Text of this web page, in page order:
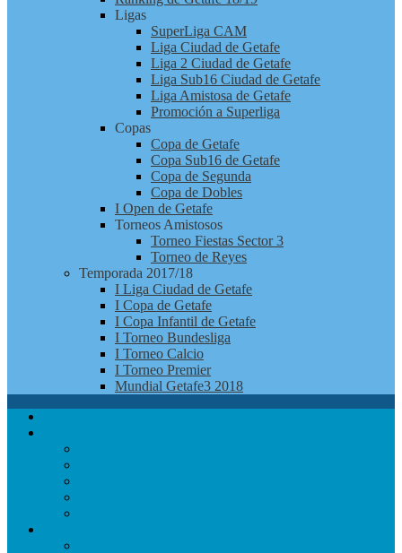
Ligas
SuperLiga CAM
Liga Ciudad de Getafe
Liga 2 Ciudad de Getafe
Liga Sub16 Ciudad de Getafe
Liga Amistosa de Getafe
Promoción a Superliga
Copas
Copa de Getafe
Copa Sub16 de Getafe
Copa de Segunda
Copa de Dobles
I Open de Getafe
Torneos Amistosos
Torneo Fiestas Sector 3
Torneo de Reyes
Temporada 2017/18
I Liga Ciudad de Getafe
I Copa de Getafe
I Copa Infantil de Getafe
I Torneo Bundesliga
I Torneo Calcio
I Torneo Premier
Mundial Getafe3 2018